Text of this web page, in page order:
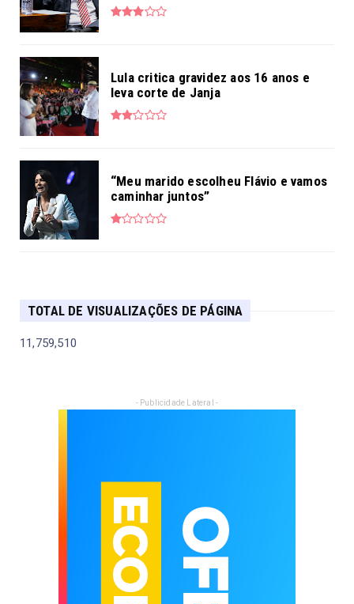
Lula critica gravidez aos 16 anos e
leva corte de Janja
“Meu marido escolheu Flávio e vamos
caminhar juntos”
TOTAL DE VISUALIZAÇÕES DE PÁGINA
11,759,510
- Publicidade Lateral -